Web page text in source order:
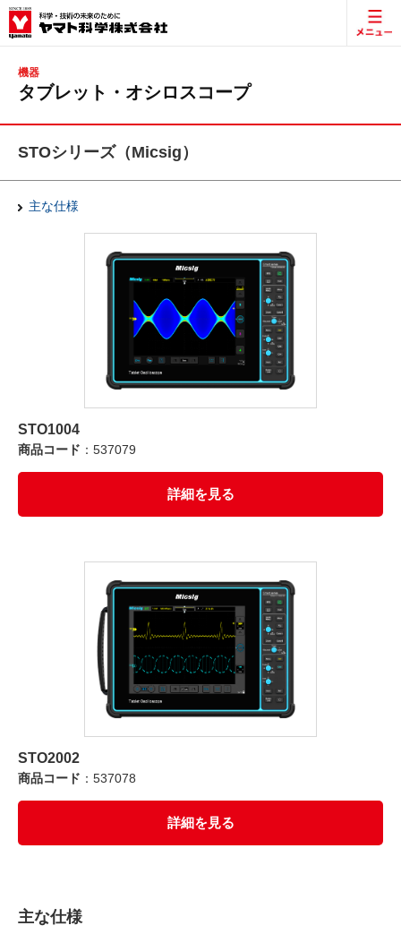
機器
タブレット・オシロスコープ
STOシリーズ（Micsig）
主な仕様
STO1004
商品コード ：537079
詳細を見る
STO2002
商品コード ：537078
詳細を見る
主な仕様